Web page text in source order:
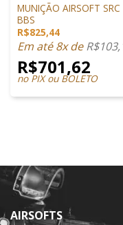
MUNIÇÃO AIRSOFT
BBS
R$825,44
Em até 8x deR$
R$701,62
no PIX ou BOLETO
AIRSOFTS